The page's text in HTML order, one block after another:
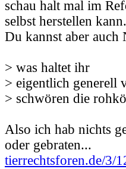
schau halt mal im
selbst herstellen
Du kannst aber auch
> was haltet ihr
> eigentlich generell
> schwören die
Also ich hab nichts
oder gebraten...
tierrechtsforen.de/3/